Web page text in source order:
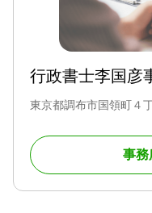
行政書士李国彦
東京都調布市国領町４
事務